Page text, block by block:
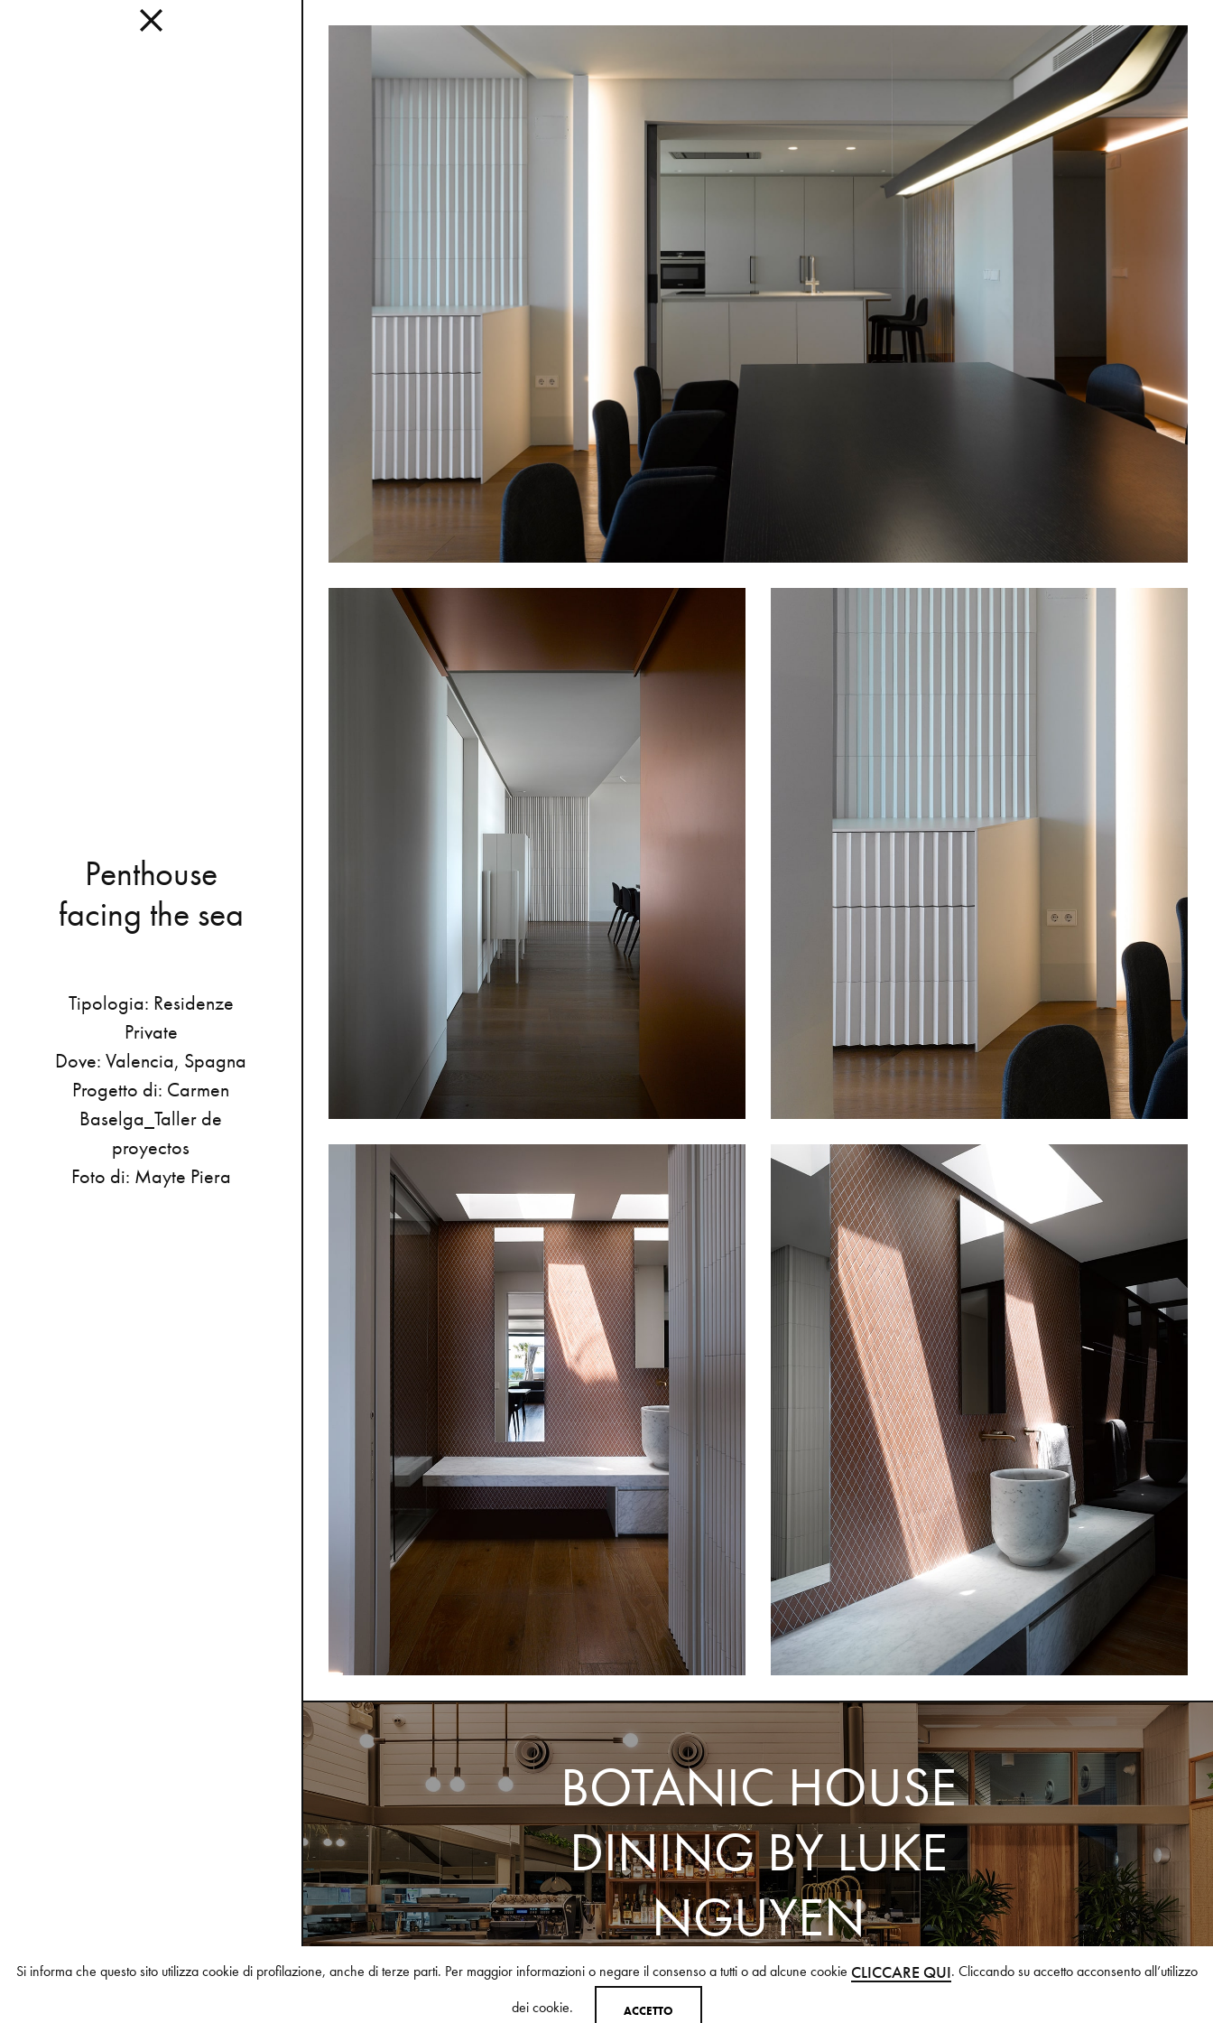
Interiors
Uno stile di progettazione per
creare interni originali e distintivi,
In Use
Una selezione di spazi pubblici e
privati, showroom, hotel e
ristoranti: interni ispirazionali che
hanno come comune
denominatore l’uso delle
collezioni Mutina.
SEE ALL PROJECTS
BOTANIC HOUSE
DINING BY LUKE
NGUYEN
NEXT STYLE SUGGESTION
Si informa che questo sito utilizza cookie di profilazione, anche di terze parti. Per maggior informazioni o negare il consenso a tutti o ad alcune cookie CLICCARE QUI. Cliccando su accetto acconsento all’utilizzo
dei cookie.
ACCETTO
Penthouse
facing the sea
Tipologia: Residenze
Private
Dove: Valencia, Spagna
Progetto di: Carmen
Baselga_Taller de
proyectos
Foto di: Mayte Piera